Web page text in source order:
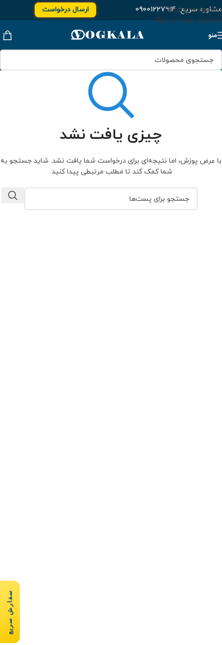
Skip to navigation
Skip to main content
مشاوره سریع:۰۹۰۰۱۲۲۷۹۱۴ ارسال درخواست
منو
چیزی یافت نشد
با عرض پوزش، اما نتیجه‌ای برای درخواست شما یافت نشد. شاید جستجو به
شما کمک کند تا مطلب مرتبطی پیدا کنید.
سفارش سریع